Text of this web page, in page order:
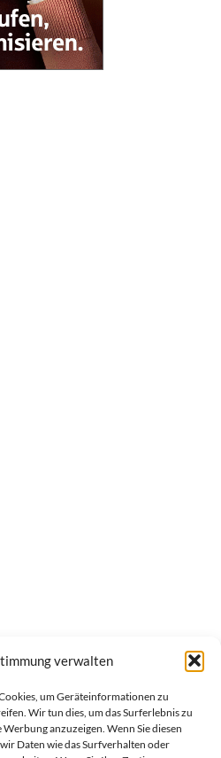
verwalten
um Geräteinformationen zu
Wir tun dies, um das Surferlebnis zu
anzuzeigen. Wenn Sie diesen
Daten wie das Surfverhalten oder